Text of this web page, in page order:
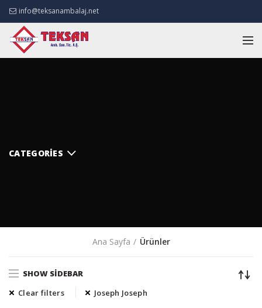
info@teksanambalaj.net
CATEGORIES
Ana Sayfa Ürünler
SHOW SIDEBAR
Clear filters
Joseph Joseph